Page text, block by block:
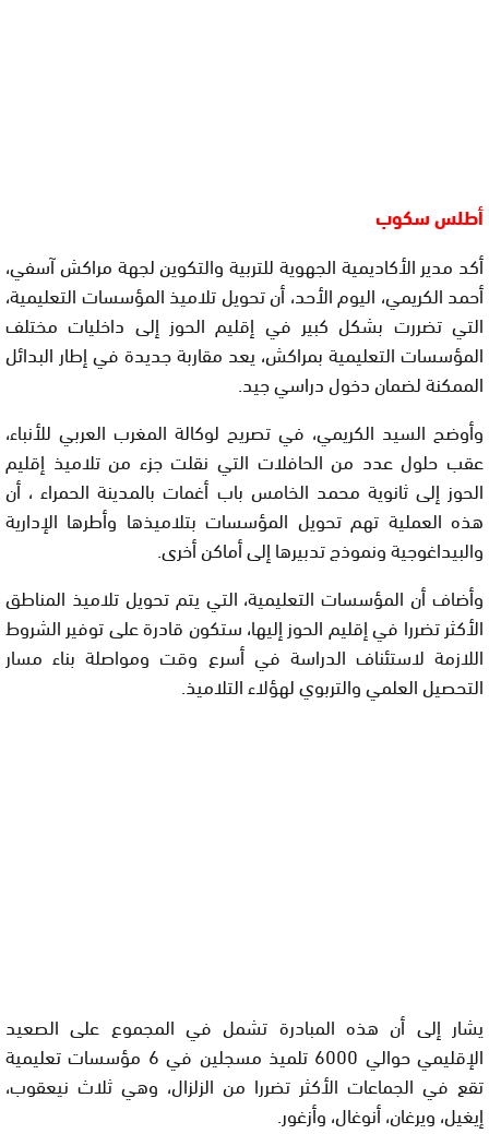
أطلس سكوب
أكد مدير الأكاديمية الجهوية للتربية والتكوين لجهة مراكش آسفي،
أحمد الكريمي، اليوم الأحد، أن تحويل تلاميذ المؤسسات التعليمية،
التي تضررت بشكل كبير في إقليم الحوز إلى داخليات مختلف
المؤسسات التعليمية بمراكش، يعد مقاربة جديدة في إطار البدائل
الممكنة لضمان دخول دراسي جيد.
وأوضح السيد الكريمي، في تصريح لوكالة المغرب العربي للأنباء،
عقب حلول عدد من الحافلات التي نقلت جزء من تلاميذ إقليم
الحوز إلى ثانوية محمد الخامس باب أغمات بالمدينة الحمراء ، أن
هذه العملية تهم تحويل المؤسسات بتلاميذها وأطرها الإدارية
والبيداغوجية ونموذج تدبيرها إلى أماكن أخرى.
وأضاف أن المؤسسات التعليمية، التي يتم تحويل تلاميذ المناطق
الأكثر تضررا في إقليم الحوز إليها، ستكون قادرة على توفير الشروط
اللازمة لاستئناف الدراسة في أسرع وقت ومواصلة بناء مسار
التحصيل العلمي والتربوي لهؤلاء التلاميذ.
يشار إلى أن هذه المبادرة تشمل في المجموع على الصعيد
الإقليمي حوالي 6000 تلميذ مسجلين في 6 مؤسسات تعليمية
تقع في الجماعات الأكثر تضررا من الزلزال، وهي ثلاث نيعقوب،
إيغيل، ويرغان، أنوغال، وأزغور.